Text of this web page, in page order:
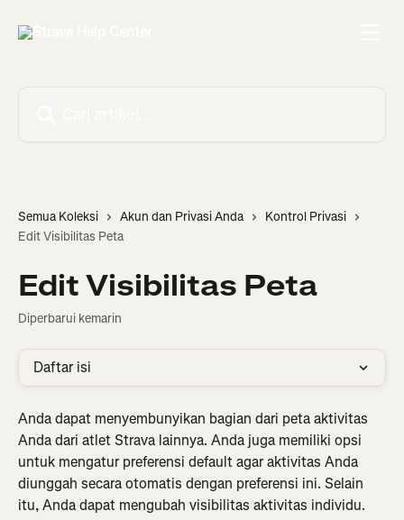
Semua Koleksi Akun dan Privasi Anda
Kontrol Privasi
Edit Visibilitas Peta
Edit Visibilitas Peta
Diperbarui kemarin
Daftar isi
Anda dapat menyembunyikan bagian dari peta aktivitas
Anda dari atlet Strava lainnya. Anda juga memiliki opsi
untuk mengatur preferensi default agar aktivitas Anda
diunggah secara otomatis dengan preferensi ini. Selain
itu, Anda dapat mengubah visibilitas aktivitas individu.